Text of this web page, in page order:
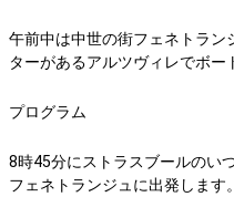
午前中は中世の街フェネトラン
ターがあるアルツヴィレでボー
プログラム
8時45分にストラスブールのい
フェネトランジュに出発します